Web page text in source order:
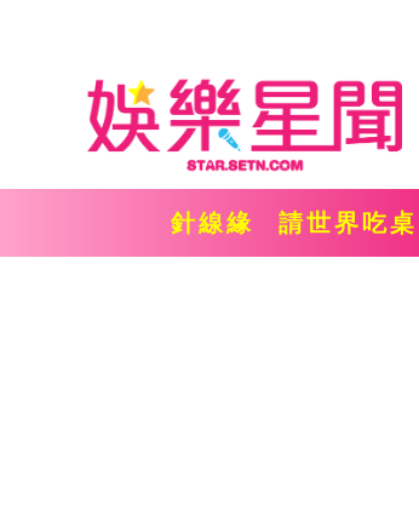
針線緣 請世界吃桌